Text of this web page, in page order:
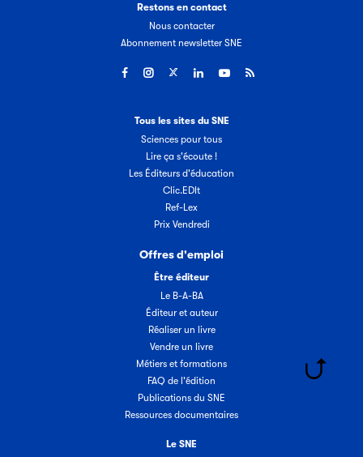
Restons en contact
Nous contacter
Abonnement newsletter SNE
Tous les sites du SNE
Sciences pour tous
Lire ça s'écoute !
Les Éditeurs d'éducation
Clic.EDIt
Ref-Lex
Prix Vendredi
Offres d'emploi
Être éditeur
Le B-A-BA
Éditeur et auteur
Réaliser un livre
Vendre un livre
Métiers et formations
FAQ de l'édition
Publications du SNE
Ressources documentaires
Le SNE